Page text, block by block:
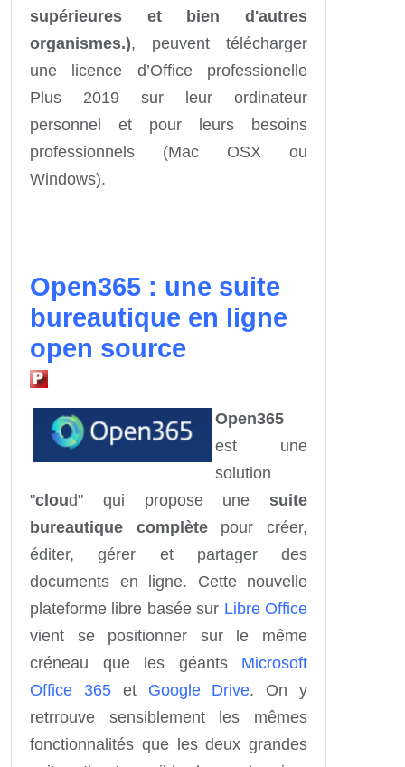
supérieures et bien d'autres
organismes.),
peuvent télécharger
une licence d’Office professionelle
Plus 2019 sur leur ordinateur
personnel et pour leurs besoins
professionnels (Mac OSX ou
Windows).
Open365 : une suite
bureautique en ligne
open source
Open365
est une
solution
"cloud" qui propose une suite
bureautique complètepour créer,
éditer, gérer et partager des
documents en ligne. Cette nouvelle
plateforme libre basée sur Libre Office
vient se positionner sur le même
créneau que les géants Microsoft
Office 365et Google Drive. On y
retrrouve sensiblement les mêmes
fonctionnalités que les deux grandes